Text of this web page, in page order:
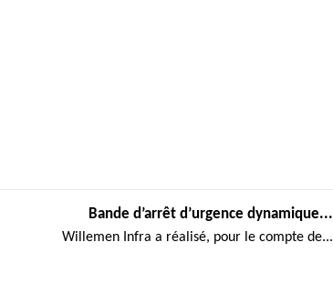
Bande d’arrêt d’urgence dynamique...
Willemen Infra a réalisé, pour le compte de...